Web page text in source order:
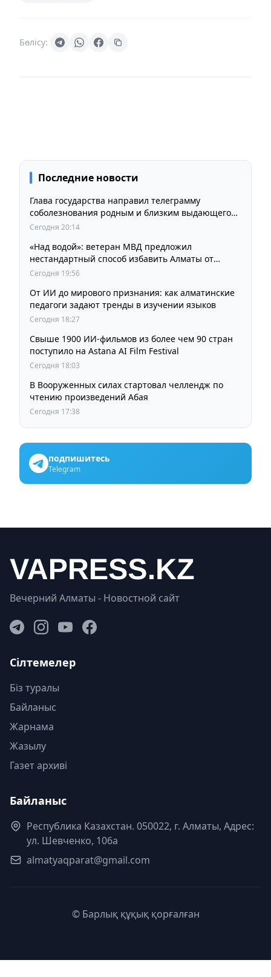
Бөлісу:
Последние новости
Глава государства направил телеграмму
соболезнования родным и близким выдающегося
кинорежиссера Ардака Амиркулова
Сегодня 20:14
«Над водой»: ветеран МВД предложил
нестандартный способ избавить Алматы от
пробок и смога
Сегодня 19:56
От ИИ до мирового признания: как алматинские
педагоги задают тренды в изучении языков
Сегодня 18:27
Свыше 1900 ИИ-фильмов из более чем 90 стран
поступило на Astana AI Film Festival
Сегодня 18:03
В Вооруженных силах стартовал челлендж по
чтению произведений Абая
Сегодня 17:38
подпишитесь
Telegram
Вечерний Алматы - Новостной сайт
Сілтемелер
Біз туралы
Байланыс
Жарнама
Жазылу
Газет архиві
Байланыс
Республика Казахстан. 050022, г. Алматы, Адрес:
ул. Шевченко, 106а
almatyaqparat@gmail.com
© Барлық құқық қорғалған